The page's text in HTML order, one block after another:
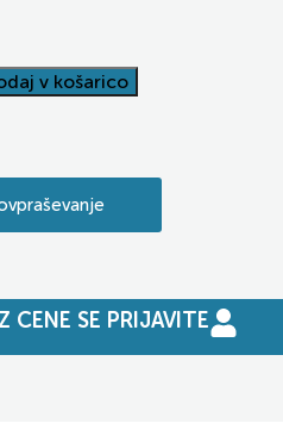
v košarico
CENE SE PRIJAVITE